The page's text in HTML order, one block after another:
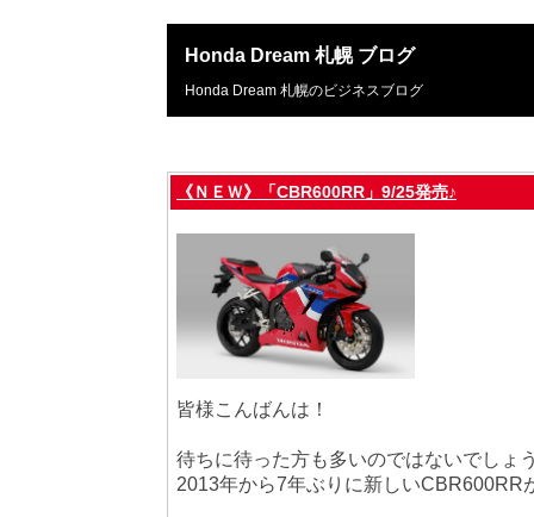
Honda Dream 札幌 ブログ
Honda Dream 札幌のビジネスブログ
《ＮＥＷ》「CBR600RR」9/25発売♪
皆様こんばんは！
待ちに待った方も多いのではないでしょ
2013年から7年ぶりに新しいCBR600RR